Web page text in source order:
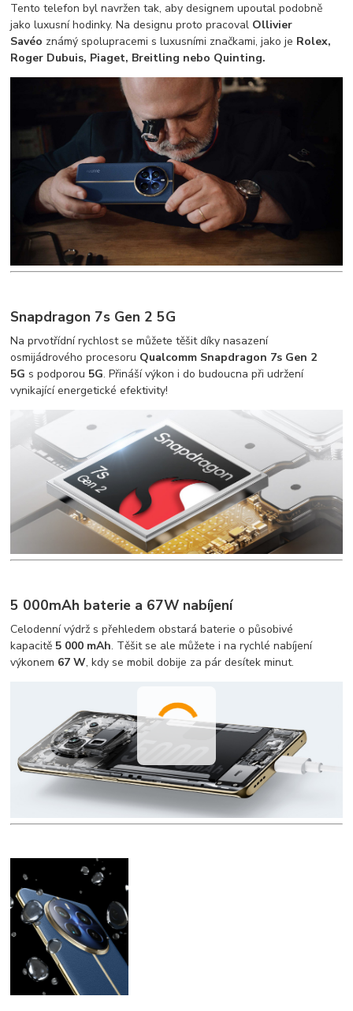
Tento telefon byl navržen tak, aby designem upoutal podobně
jako luxusní hodinky. Na designu proto pracoval Ollivier
Savéo známý spolupracemi s luxusními značkami, jako je Rolex,
Roger Dubuis, Piaget, Breitling nebo Quinting.
Snapdragon 7s Gen 2 5G
Na prvotřídní rychlost se můžete těšit díky nasazení
osmijádrového procesoru Qualcomm Snapdragon 7s Gen 2
5G s podporou 5G. Přináší výkon i do budoucna při udržení
vynikající energetické efektivity!
5 000mAh baterie a 67W nabíjení
Celodenní výdrž s přehledem obstará baterie o působivé
kapacitě 5 000 mAh. Těšit se ale můžete i na rychlé nabíjení
výkonem 67 W, kdy se mobil dobije za pár desítek minut.